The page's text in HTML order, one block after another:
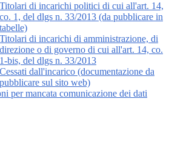
Titolari di incarichi politici di cui all'art. 14,
co. 1, del dlgs n. 33/2013 (da pubblicare in
tabelle)
Titolari di incarichi di amministrazione, di
direzione o di governo di cui all'art. 14, co.
1-bis, del dlgs n. 33/2013
Cessati dall'incarico (documentazione da
pubblicare sul sito web)
per mancata comunicazione dei dati